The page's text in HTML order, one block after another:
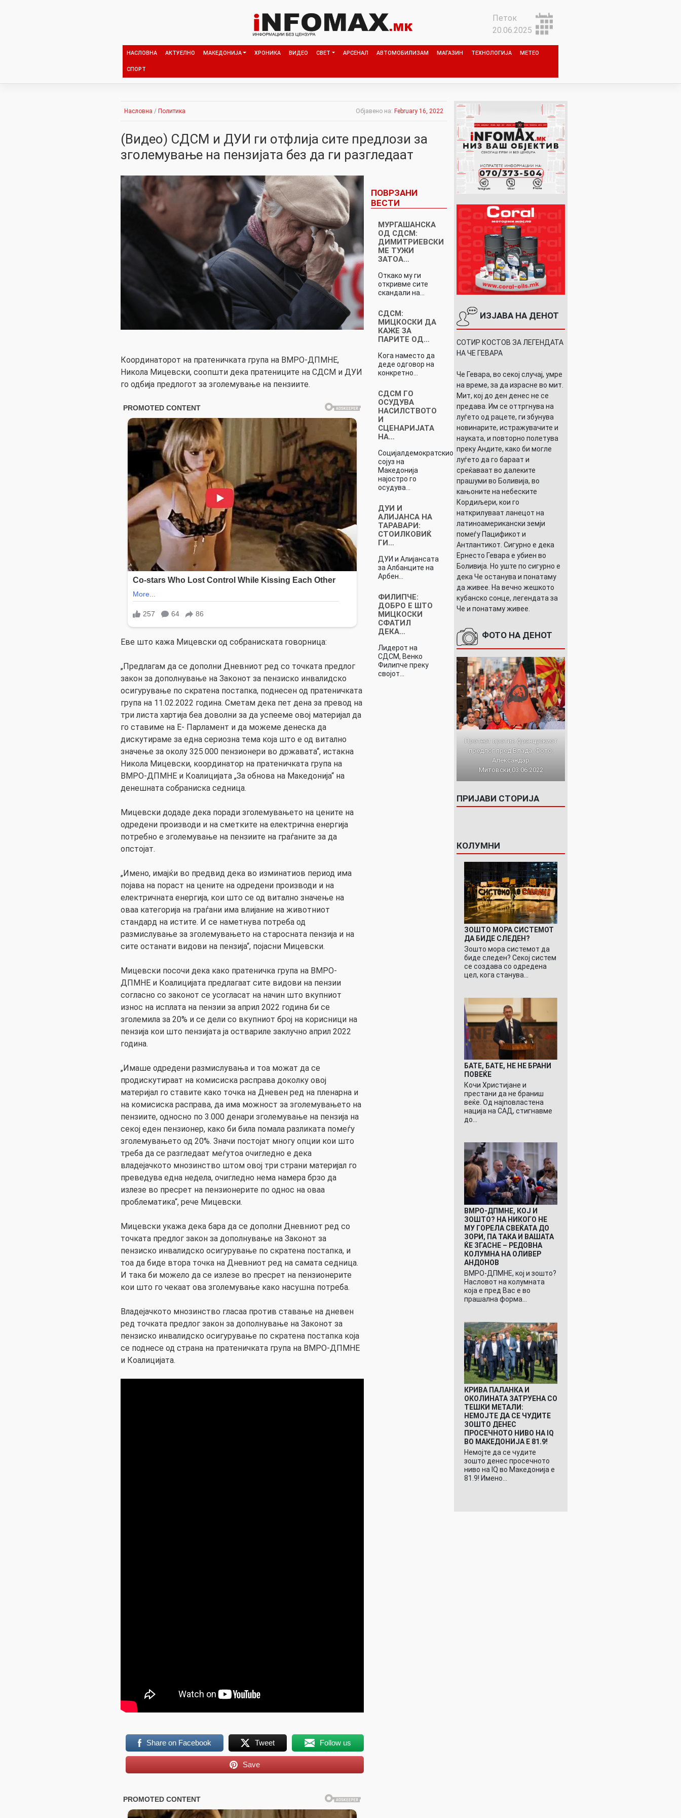
Петок
20.06.2025
НАСЛОВНА АКТУЕЛНО МАКЕДОНИЈА ХРОНИКА ВИДЕО СВЕТ АРСЕНАЛ АВТОМОБИЛИЗАМ МАГАЗИН ТЕХНОЛОГИЈА МЕТЕО
СПОРТ
Насловна / Политика Објавено на: February 16, 2022
(Видео) СДСМ и ДУИ ги отфлија сите предлози за
зголемување на пензијата без да ги разгледаат
Координаторот на пратеничката група на ВМРО-ДПМНЕ,
Никола Мицевски, соопшти дека пратениците на СДСМ и ДУИ
го одбија предлогот за зголемување на пензиите.
Еве што кажа Мицевски од собраниската говорница:
„Предлагам да се дополни Дневниот ред со точката предлог
закон за дополнување на Законот за пензиско инвалидско
осигурување по скратена постапка, поднесен од пратеничката
група на 11.02.2022 година. Сметам дека пет дена за превод на
три листа хартија беа доволни за да успееме овој материјал да
го ставиме на Е- Парламент и да можеме денеска да
дискутираме за една сериозна тема која што е од витално
значење за околу 325.000 пензионери во државата“, истакна
Никола Мицевски, координатор на пратеничката група на
ВМРО-ДПМНЕ и Коалицијата „За обнова на Македонија“ на
денешната собраниска седница.
Мицевски додаде дека поради зголемувањето на цените на
одредени производи и на сметките на електрична енергија
потребно е зголемување на пензиите на граѓаните за да
опстојат.
„Имено, имајќи во предвид дека во изминатиов период има
појава на пораст на цените на одредени производи и на
електричната енергија, кои што се од витално значење на
оваа категорија на граѓани има влијание на животниот
стандард на истите. И се наметнува потреба од
размислување за зголемувањето на старосната пензија и на
сите останати видови на пензија“, појасни Мицевски.
Мицевски посочи дека како пратеничка група на ВМРО-
ДПМНЕ и Коалицијата предлагаат сите видови на пензии
согласно со законот се усогласат на начин што вкупниот
износ на исплата на пензии за април 2022 година би се
зголемила за 20% и се дели со вкупниот број на корисници на
пензија кои што пензијата ја оствариле заклучно април 2022
година.
„Имаше одредени размислувања и тоа можат да се
продискутираат на комисиска расправа доколку овој
материјал го ставите како точка на Дневен ред на пленарна и
на комисиска расправа, да има можност за зголемувањето на
пензиите, односно по 3.000 денари зголемување на пензија на
секој еден пензионер, како би била помала разликата помеѓу
зголемувањето од 20%. Значи постојат многу опции кои што
треба да се разгледаат меѓутоа очигледно е дека
владејачкото мнозинство штом овој три страни материјал го
преведува една недела, очигледно нема намера брзо да
излезе во пресрет на пензионерите по однос на оваа
проблематика“, рече Мицевски.
Мицевски укажа дека бара да се дополни Дневниот ред со
точката предлог закон за дополнување на Законот за
пензиско инвалидско осигурување по скратена постапка, и
тоа да биде втора точка на Дневниот ред на самата седница.
И така би можело да се излезе во пресрет на пензионерите
кои што го чекаат ова зголемување како насушна потреба.
Владејачкото мнозинство гласаа против ставање на дневен
ред точката предлог закон за дополнување на Законот за
пензиско инвалидско осигурување по скратена постапка која
се поднесе од страна на пратеничката група на ВМРО-ДПМНЕ
и Коалицијата.
Share on Facebook Tweet Follow us
Save
ПОВРЗАНИ
ВЕСТИ
МУРГАШАНСКА
ОД СДСМ:
ДИМИТРИЕВСКИ
МЕ ТУЖИ
ЗАТОА…
Откако му ги
откривме сите
скандали на…
СДСМ:
МИЦКОСКИ ДА
КАЖЕ ЗА
ПАРИТЕ ОД…
Кога наместо да
деде одговор на
конкретно…
СДСМ ГО
ОСУДУВА
НАСИЛСТВОТО
И
СЦЕНАРИЈАТА
НА…
Социјалдемократскиот
сојуз на
Македонија
најостро го
осудува…
ДУИ И
АЛИЈАНСА НА
ТАРАВАРИ:
СТОИЛКОВИЌ
ГИ…
ДУИ и Алијансата
за Албанците на
Арбен…
ФИЛИПЧЕ:
ДОБРО Е ШТО
МИЦКОСКИ
СФАТИЛ
ДЕКА…
Лидерот на
СДСМ, Венко
Филипче преку
својот…
ИЗЈАВА НА ДЕНОТ
СОТИР КОСТОВ ЗА ЛЕГЕНДАТА
НА ЧЕ ГЕВАРА
Че Гевара, во секој случај, умре
на време, за да израсне во мит.
Мит, кој до ден денес не се
предава. Им се оттргнува на
луѓето од рацете, ги збунува
новинарите, истражувачите и
науката, и повторно полетува
преку Андите, како би могле
луѓето да го бараат и
среќаваат во далеките
прашуми во Боливија, во
кањоните на небеските
Кордиљери, кои го
наткрилуваат ланецот на
латиноамерикански земји
помеѓу Пацификот и
Антлантикот. Сигурно е дека
Ернесто Гевара е убиен во
Боливија. Но уште по сигурно е
дека Че останува и понатаму
да живее. На вечно жешкото
кубанско сонце, легендата за
Че и понатаму живее.
ФОТО НА ДЕНОТ
Протест против францускиот
предлог пред Влада. Фото:
Александар
Митовски,03.06.2022
ПРИЈАВИ СТОРИЈА
КОЛУМНИ
ЗОШТО МОРА СИСТЕМОТ
ДА БИДЕ СЛЕДЕН?
Зошто мора системот да
биде следен? Секој систем
се создава со одредена
цел, кога станува…
БАТЕ, БАТЕ, НЕ НЕ БРАНИ
ПОВЕЌЕ
Кочи Христијане и
престани да не браниш
веќе. Од најповластена
нација на САД, стигнавме
до…
ВМРО-ДПМНЕ, КОЈ И
ЗОШТО? НА НИКОГО НЕ
МУ ГОРЕЛА СВЕЌАТА ДО
ЗОРИ, ПА ТАКА И ВАШАТА
ЌЕ ЗГАСНЕ – РЕДОВНА
КОЛУМНА НА ОЛИВЕР
АНДОНОВ
ВМРО-ДПМНЕ, кој и зошто?
Насловот на колумната
која е пред Вас е во
прашална форма…
КРИВА ПАЛАНКА И
ОКОЛИНАТА ЗАТРУЕНА СО
ТЕШКИ МЕТАЛИ:
НЕМОЈТЕ ДА СЕ ЧУДИТЕ
ЗОШТО ДЕНЕС
ПРОСЕЧНОТО НИВО НА IQ
ВО МАКЕДОНИЈА Е 81.9!
Немојте да се чудите
зошто денес просечното
ниво на IQ во Македонија е
81.9! Имено…